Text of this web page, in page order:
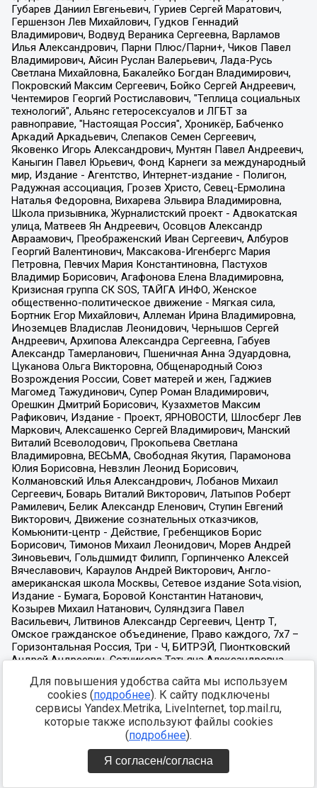
Для повышения удобства сайта мы используем
cookies (подробнее). К сайту подключены
сервисы Yandex.Metrika, LiveInternet, top.mail.ru,
которые также используют файлы cookies
(подробнее).
Я согласен/согласна